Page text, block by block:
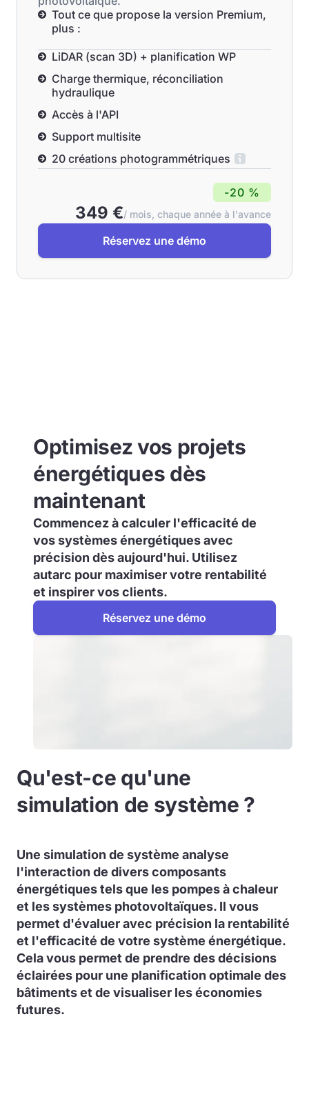
Tout ce que propose la version Premium,
plus :
LiDAR (scan 3D) + planification WP
Charge thermique, réconciliation
hydraulique
Accès à l'API
Support multisite
20 créations photogrammétriques
-20 %
349 €/ mois, chaque année à l'avance
Réservez une démo
Optimisez vos projets
énergétiques dès
maintenant
Commencez à calculer l'efficacité de
vos systèmes énergétiques avec
précision dès aujourd'hui. Utilisez
autarc pour maximiser votre rentabilité
et inspirer vos clients.
Réservez une démo
Qu'est-ce qu'une
simulation de système ?
Une simulation de système analyse
l'interaction de divers composants
énergétiques tels que les pompes à chaleur
et les systèmes photovoltaïques. Il vous
permet d'évaluer avec précision la rentabilité
et l'efficacité de votre système énergétique.
Cela vous permet de prendre des décisions
éclairées pour une planification optimale des
bâtiments et de visualiser les économies
futures.